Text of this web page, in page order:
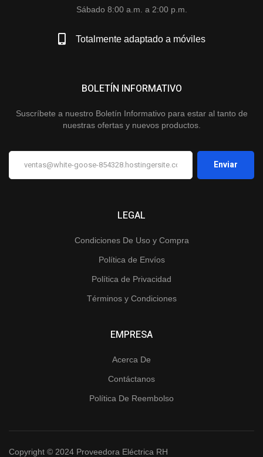
Sábado 8:00 a.m. a 2:00 p.m.
Totalmente adaptado a móviles
LEGAL
Condiciones De Uso y Compra
Política de Envíos
Política de Privacidad
Términos y Condiciones
EMPRESA
Acerca De
Contáctanos
Política De Reembolso
BOLETÍN INFORMATIVO
Suscríbete a nuestro Boletín Informativo para estar al tanto de
nuestras ofertas y nuevos productos.
Copyright © 2024 Proveedora Eléctrica RH